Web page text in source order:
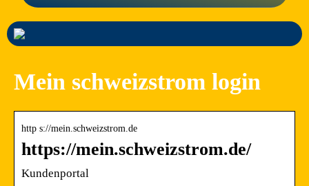
Mein schweizstrom login
http s://mein.schweizstrom.de
https://mein.schweizstrom.de/
Kundenportal